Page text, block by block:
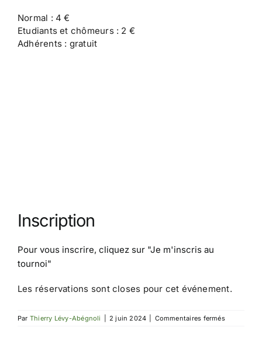
Normal : 4 €
Etudiants et chômeurs : 2 €
Adhérents : gratuit
Inscription
Pour vous inscrire, cliquez sur "Je m'inscris au
tournoi"
Les réservations sont closes pour cet événement.
Par Thierry Lévy-Abégnoli 2 juin 2024 Commentaires ferméssur